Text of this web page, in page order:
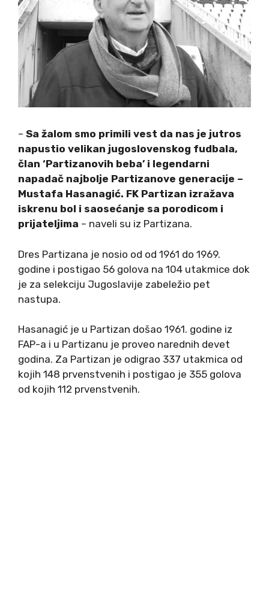
– Sa žalom smo primili vest da nas je jutros
napustio velikan jugoslovenskog fudbala,
član ‘Partizanovih beba’ i legendarni
napadač najbolje Partizanove generacije –
Mustafa Hasanagić. FK Partizan izražava
iskrenu bol i saosećanje sa porodicom i
prijateljima – naveli su iz Partizana.
Dres Partizana je nosio od od 1961 do 1969.
godine i postigao 56 golova na 104 utakmice dok
je za selekciju Jugoslavije zabeležio pet
nastupa.
Hasanagić je u Partizan došao 1961. godine iz
FAP-a i u Partizanu je proveo narednih devet
godina. Za Partizan je odigrao 337 utakmica od
kojih 148 prvenstvenih i postigao je 355 golova
od kojih 112 prvenstvenih.